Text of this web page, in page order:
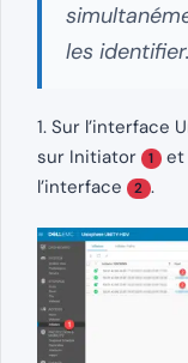
les identifier.
1. Sur l’interface
sur Initiator
1 et
l’interface
2 .